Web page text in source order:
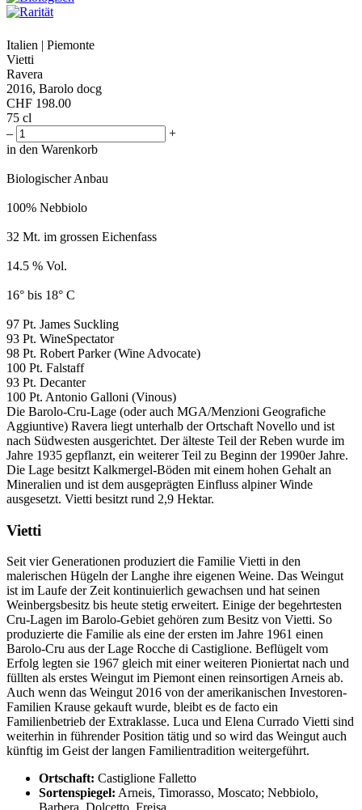
Italien | Piemonte
Vietti
Ravera
2016, Barolo docg
CHF 198.00
75 cl
–
+
in den Warenkorb
Biologischer Anbau
100% Nebbiolo
32 Mt. im grossen Eichenfass
14.5 % Vol.
16° bis 18° C
97 Pt. James Suckling
93 Pt. WineSpectator
98 Pt. Robert Parker (Wine Advocate)
100 Pt. Falstaff
93 Pt. Decanter
100 Pt. Antonio Galloni (Vinous)
Die Barolo-Cru-Lage (oder auch MGA/Menzioni Geografiche
Aggiuntive) Ravera liegt unterhalb der Ortschaft Novello und ist
nach Südwesten ausgerichtet. Der älteste Teil der Reben wurde im
Jahre 1935 gepflanzt, ein weiterer Teil zu Beginn der 1990er Jahre.
Die Lage besitzt Kalkmergel-Böden mit einem hohen Gehalt an
Mineralien und ist dem ausgeprägten Einfluss alpiner Winde
ausgesetzt. Vietti besitzt rund 2,9 Hektar.
Vietti
Seit vier Generationen produziert die Familie Vietti in den
malerischen Hügeln der Langhe ihre eigenen Weine. Das Weingut
ist im Laufe der Zeit kontinuierlich gewachsen und hat seinen
Weinbergsbesitz bis heute stetig erweitert. Einige der begehrtesten
Cru-Lagen im Barolo-Gebiet gehören zum Besitz von Vietti. So
produzierte die Familie als eine der ersten im Jahre 1961 einen
Barolo-Cru aus der Lage Rocche di Castiglione. Beflügelt vom
Erfolg legten sie 1967 gleich mit einer weiteren Pioniertat nach und
füllten als erstes Weingut im Piemont einen reinsortigen Arneis ab.
Auch wenn das Weingut 2016 von der amerikanischen Investoren-
Familien Krause gekauft wurde, bleibt es de facto ein
Familienbetrieb der Extraklasse. Luca und Elena Currado Vietti sind
weiterhin in führender Position tätig und so wird das Weingut auch
künftig im Geist der langen Familientradition weitergeführt.
Ortschaft: Castiglione Falletto
Sortenspiegel: Arneis, Timorasso, Moscato; Nebbiolo,